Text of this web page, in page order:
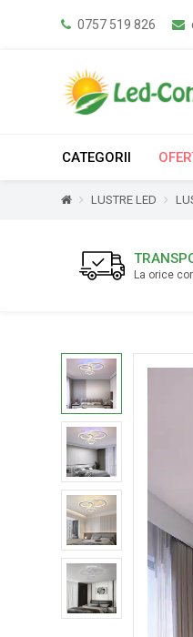
0757 519 826
CATEGORII
LUSTRE LED
La orice